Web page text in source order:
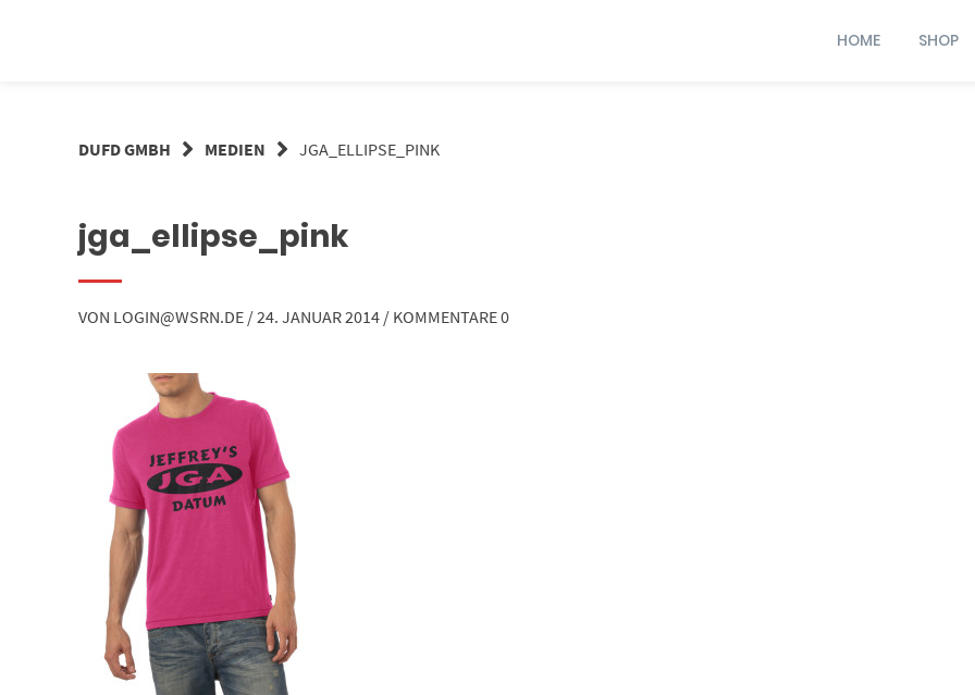
HOME SHOP
DUFD GMBH MEDIEN JGA_ELLIPSE_PINK
jga_ellipse_pink
VON LOGIN@WSRN.DE /24. JANUAR 2014 / KOMMENTARE 0